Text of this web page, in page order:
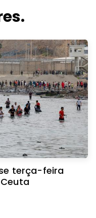
terça-feira